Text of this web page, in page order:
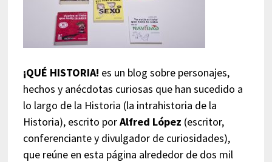
¡QUÉ HISTORIA! es un blog sobre personajes,
hechos y anécdotas curiosas que han sucedido a
lo largo de la Historia (la intrahistoria de la
Historia), escrito porAlfred López (escritor,
conferenciante y divulgador de curiosidades),
que reúne en esta página alrededor de dos mil